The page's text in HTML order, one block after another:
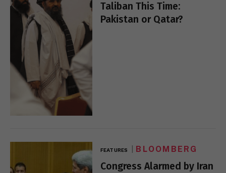
Taliban This Time:
Pakistan or Qatar?
FEATURES BLOOMBERG
Congress Alarmed by Iran